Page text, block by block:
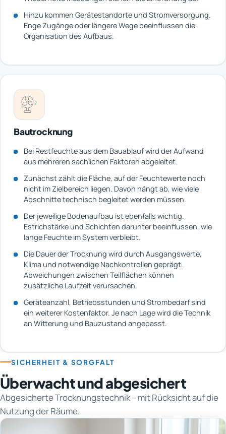
Hinzu kommen Gerätestandorte und Stromversorgung.
Enge Zugänge oder längere Wege beeinflussen die
Organisation des Aufbaus.
Bautrocknung
Bei Restfeuchte aus dem Bauablauf wird der Aufwand
aus mehreren sachlichen Faktoren abgeleitet.
Zunächst zählt die Fläche, auf der Feuchtewerte noch
nicht im Zielbereich liegen. Davon hängt ab, wie viele
Abschnitte technisch begleitet werden müssen.
Der jeweilige Bodenaufbau ist ebenfalls wichtig.
Estrichstärke und Schichten darunter beeinflussen, wie
lange Feuchte im System verbleibt.
Die Dauer der Trocknung wird durch Ausgangswerte,
Klima und notwendige Nachkontrollen geprägt.
Abweichungen zwischen Teilflächen können
zusätzliche Laufzeit verursachen.
Geräteanzahl, Betriebsstunden und Strombedarf sind
ein weiterer Kostenfaktor. Je nach Lage wird die Technik
an Witterung und Bauzustand angepasst.
SICHERHEIT & SORGFALT
Überwacht und abgesichert
Abgesicherte Trocknungstechnik – mit Rücksicht auf die
Nutzung der Räume.